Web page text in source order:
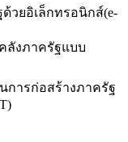
วยอิเล็กทรอนิกส์(e-
ลังภาครัฐแบบ
การก่อสร้างภาครัฐ